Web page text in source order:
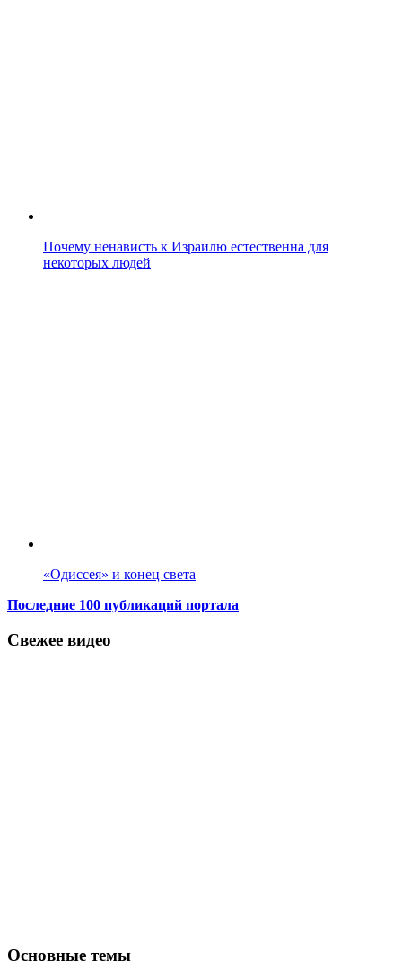
Почему ненависть к Израилю естественна для
некоторых людей
«Одиссея» и конец света
Последние 100 публикаций портала
Свежее видео
Основные темы